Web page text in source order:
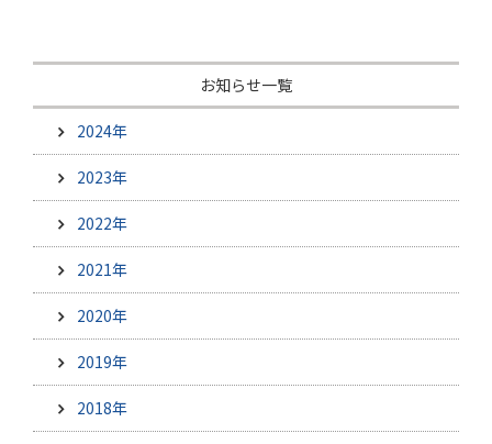
お知らせ一覧
2024年
2023年
2022年
2021年
2020年
2019年
2018年